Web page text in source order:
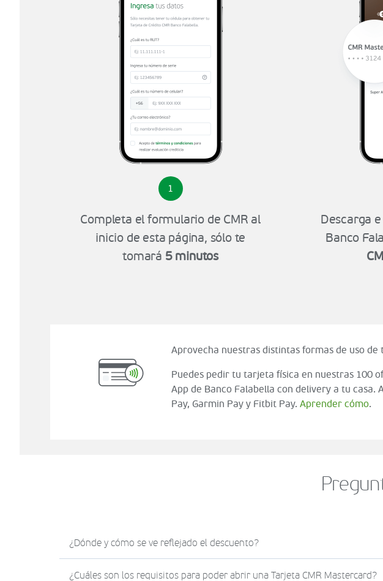
1
Completa el formulario de CMR al
inicio de esta página, sólo te
tomará 5 minutos
Descarga
Banco
Aprovecha nuestras distintas formas de uso
Puedes pedir tu tarjeta física en nuestras 100
App de Banco Falabella con delivery a tu casa.
Pay, Garmin Pay y Fitbit Pay. Aprender cómo.
¿Dónde y cómo se ve reflejado el descuento?
¿Cuáles son los requisitos para poder abrir una Tarjeta CMR Mastercard?